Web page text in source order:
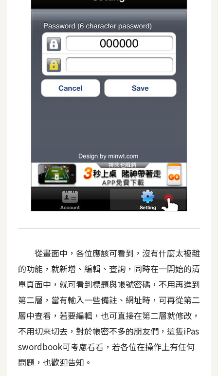
免
門
文
章
全
站
導
覽
從畫面中，各位應該可看到，沒有什麼太複雜
的功能，就新增、編輯、查詢，同時在一開始的清
單頁面中，就可看到標題與帳號密碼，不用再進到
第二層，當有輸入一些備註、網址時，可再從第二
層中查看，若要編輯，也可直接在第二層就修改，
不用切來切去，對於帳密不多的朋友們，這隻iPas
swordbook可考慮看看，若各位在操作上有任何
問題，也歡迎告知。